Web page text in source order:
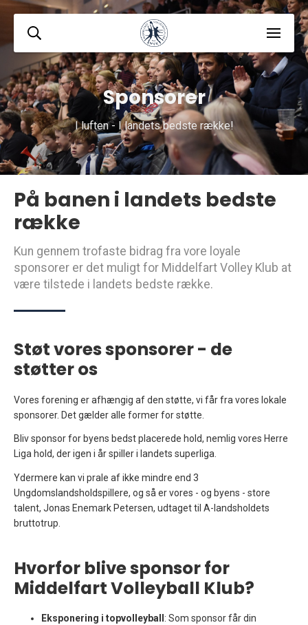
Sponsorer
I luften - I landets bedste række!
På banen i landets bedste
række
Kun gennem trofaste bidrag fra vore loyale
sponsorer er det muligt for Middelfart Volley Klub at
være tilstede i landets bedste række.
Støt vores sponsorer - de
støtter os
Vores forening er afhængig af den støtte, vi får fra vores lokale
sponsorer. Det gælder alle former for støtte.
Bliv sponsor for byens bedst placerede hold, nemlig vores Herre
Liga hold, der igen i år spiller i landets superliga.
Ydermere kan vi prale af ikke mindre end 3
Ungdomslandsholdspillere, og så er vores - og byens - store
talent, Jonas Enemark Petersen, udtaget til A-landsholdets
bruttotrup.
Hvorfor blive sponsor for
Middelfart Volleyball Klub?
Eksponering i topvolleyball : Som sponsor får din